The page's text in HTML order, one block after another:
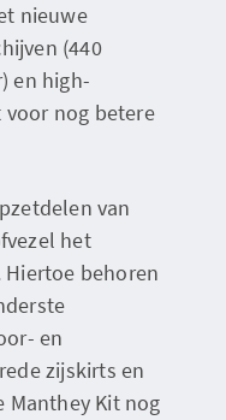
nieuwe
(440
en high-
nog betere
van
het
behoren
en
zijskirts en
Kit nog